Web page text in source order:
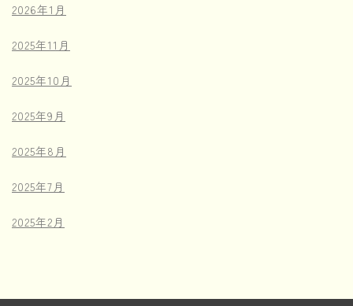
2026年1月
2025年11月
2025年10月
2025年9月
2025年8月
2025年7月
2025年2月